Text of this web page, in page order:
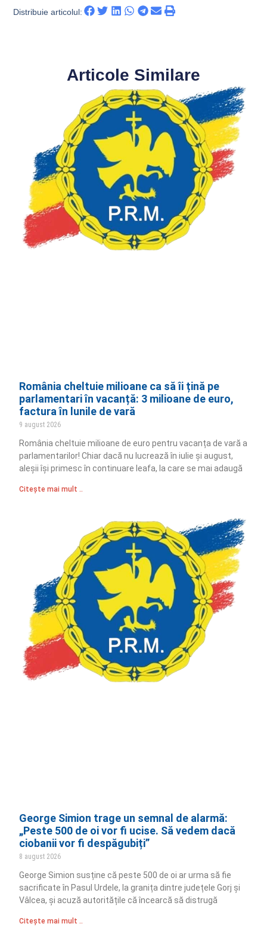
Distribuie articolul:
Articole Similare
România cheltuie milioane ca să îi țină pe
parlamentari în vacanță: 3 milioane de euro,
factura în lunile de vară
9 august 2026
România cheltuie milioane de euro pentru vacanța de vară a
parlamentarilor! Chiar dacă nu lucrează în iulie și august,
aleșii își primesc în continuare leafa, la care se mai adaugă
Citește mai mult ..
George Simion trage un semnal de alarmă:
„Peste 500 de oi vor fi ucise. Să vedem dacă
ciobanii vor fi despăgubiți”
8 august 2026
George Simion susține că peste 500 de oi ar urma să fie
sacrificate în Pasul Urdele, la granița dintre județele Gorj și
Vâlcea, și acuză autoritățile că încearcă să distrugă
Citește mai mult ..